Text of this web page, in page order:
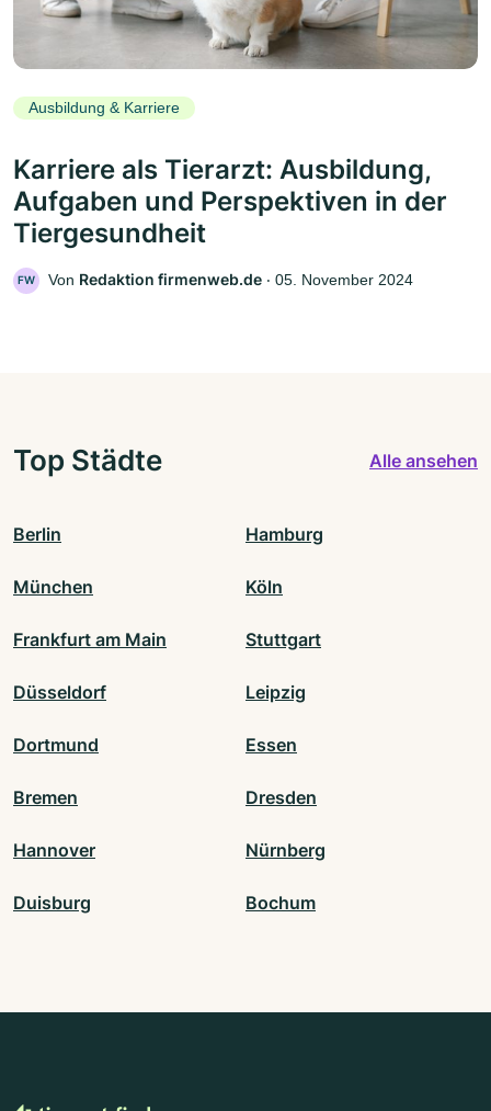
Ausbildung & Karriere
Karriere als Tierarzt: Ausbildung,
Aufgaben und Perspektiven in der
Tiergesundheit
FW Von Redaktion firmenweb.de ‧ 05. November 2024
Top Städte Alle ansehen
Berlin Hamburg
München Köln
Frankfurt am Main Stuttgart
Düsseldorf Leipzig
Dortmund Essen
Bremen Dresden
Hannover Nürnberg
Duisburg Bochum